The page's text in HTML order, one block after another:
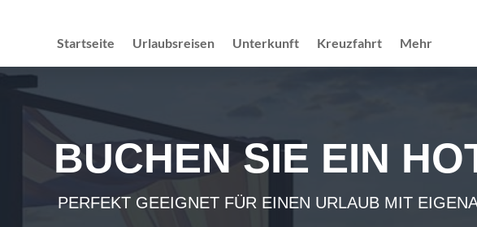
Startseite Urlaubsreisen Unterkunft Kreuzfahrt Mehr
BUCHEN SIE EIN
PERFEKT GEEIGNET FÜR EINEN URLAUB MIT